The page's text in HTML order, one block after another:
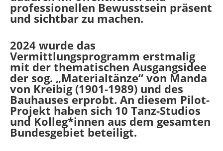
professionellen Bewusstsein präsent
und sichtbar zu machen.
2024 wurde das
Vermittlungsprogramm erstmalig
mit der thematischen Ausgangsidee
der sog. „Materialtänze“ von Manda
von Kreibig (1901-1989) und des
Bauhauses erprobt. An diesem Pilot-
Projekt haben sich 10 Tanz-Studios
und Kolleg*innen aus dem gesamten
Bundesgebiet beteiligt.